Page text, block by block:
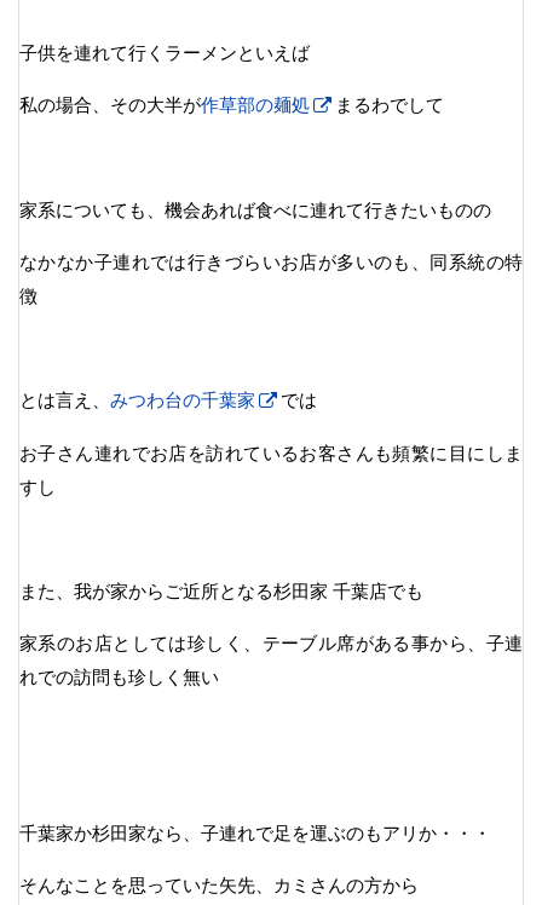
子供を連れて行くラーメンといえば
私の場合、その大半が作草部の麺処 まるわでして
家系についても、機会あれば食べに連れて行きたいものの
なかなか子連れでは行きづらいお店が多いのも、同系統の特
徴
とは言え、 みつわ台の千葉家 では
お子さん連れでお店を訪れているお客さんも頻繁に目にしま
すし
また、我が家からご近所となる杉田家 千葉店でも
家系のお店としては珍しく、テーブル席がある事から、子連
れでの訪問も珍しく無い
千葉家か杉田家なら、子連れで足を運ぶのもアリか・・・
そんなことを思っていた矢先、カミさんの方から